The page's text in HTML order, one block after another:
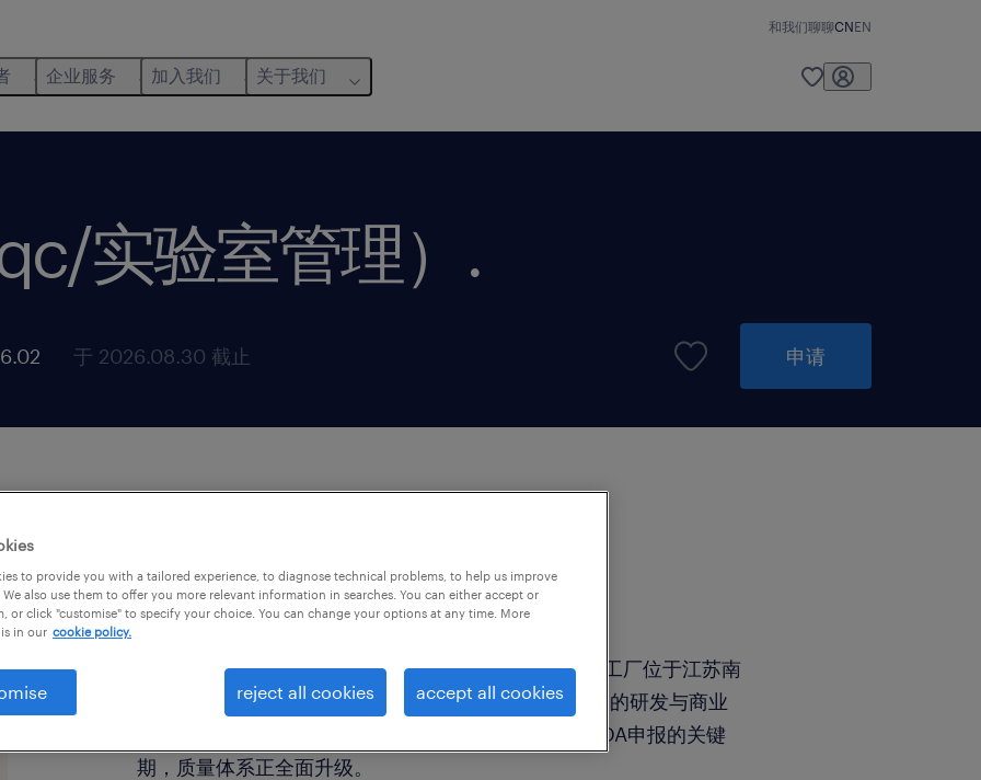
和我们聊聊CNEN
企业服务 加入我们 关于我们
实验室管理） .
于 2026.08.30 截止 申请
我们客户是A股医药上市集团旗下的核心全资子公司，工厂位于江苏南
通。公司主要从事化学合成药、特色原料药及高端制剂的研发与商业
化生产。目前基地正处于核心品种国内迎检及国际化FDA申报的关键
期，质量体系正全面升级。
to provide you with a tailored experience, to diagnose technical problems, to help us improve
also use them to offer you more relevant information in searches. You can either accept or
or click "customise" to specify your choice. You can change your options at any time. More
in our cookie policy.
reject all cookies accept all cookies